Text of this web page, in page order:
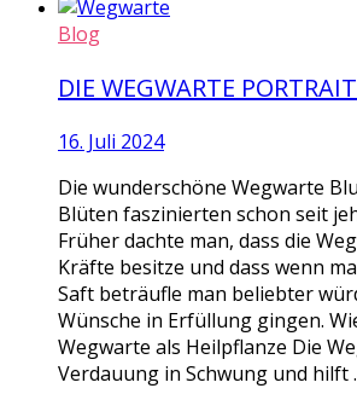
Blog
DIE WEGWARTE
16. Juli 2024
Die wunderschöne Wegwarte
Blüten faszinierten schon seit
Früher dachte man, dass die
Kräfte besitze und dass wenn
Saft beträufle man beliebter
Wünsche in Erfüllung gingen.
Wegwarte als Heilpflanze Die
Verdauung in Schwung und hilft